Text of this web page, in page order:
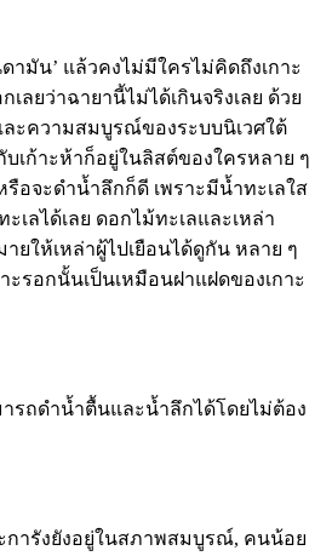
ามัน’ แล้วคงไม่มีใครไม่คิดถึงเกาะ
เลยว่าฉายานี้ไม่ได้เกินจริงเลย ด้วย
ละความสมบูรณ์ของระบบนิเวศใต้
บเก้าะห้าก็อยู่ในลิสต์ของใครหลาย ๆ
อจะดำน้ำลึกก็ดี เพราะมีน้ำทะเลใส
เลได้เลย ดอกไม้ทะเลและเหล่า
ยให้เหล่าผู้ไปเยือนได้ดูกัน หลาย ๆ
รอกนั้นเป็นเหมือนฝาแฝดของเกาะ
ารถดำน้ำตื้นและน้ำลึกได้โดยไม่ต้อง
การังยังอยู่ในสภาพสมบูรณ์, คนน้อย